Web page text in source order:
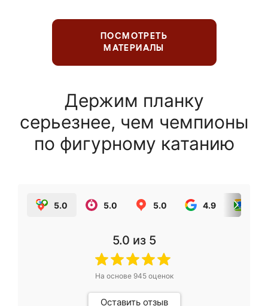
ПОСМОТРЕТЬ
МАТЕРИАЛЫ
Держим планку
серьезнее, чем чемпионы
по фигурному катанию
5.0 5.0 5.0 4.9
5.0 из 5
На основе 945оценок
Оставить отзыв